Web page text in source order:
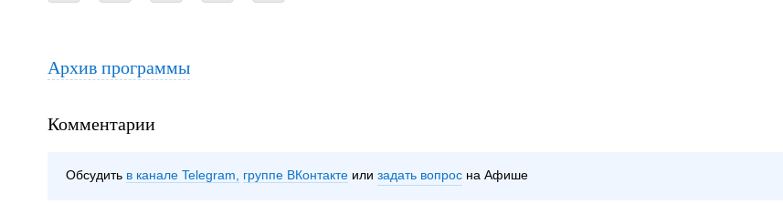
Архив программы
Комментарии
Обсудить в канале Telegram группе ВКонтакте задать вопрос на Афише